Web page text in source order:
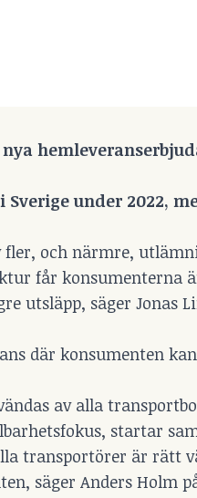
under 2022,
fler, och närmre,
får konsumenterna
utsläpp, säger Jonas
där konsumenten
av alla
startar
transportörer är rätt
säger Anders Holm